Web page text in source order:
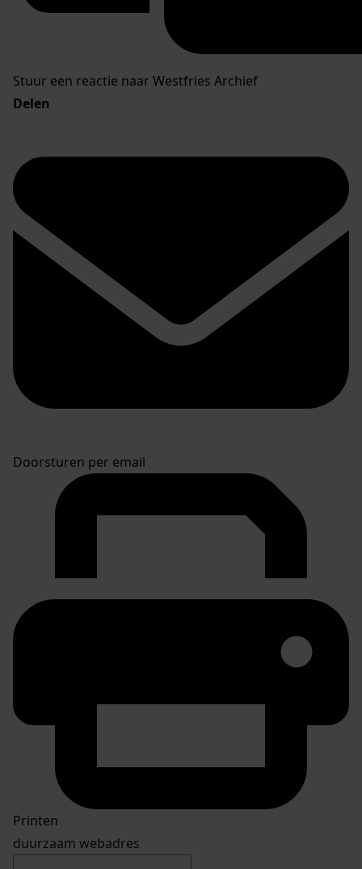
Stuur een reactie naar Westfries Archief
Delen
Doorsturen per email
Printen
duurzaam webadres